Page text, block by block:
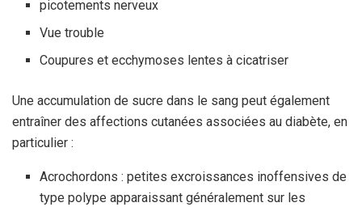
picotements nerveux
Vue trouble
Coupures et ecchymoses lentes à cicatriser
Une accumulation de sucre dans le sang peut également
entraîner des affections cutanées associées au diabète, en
particulier :
Acrochordons : petites excroissances inoffensives de
type polype apparaissant généralement sur les